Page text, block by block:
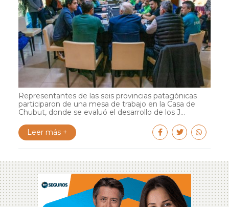
Representantes de las seis provincias patagónicas
participaron de una mesa de trabajo en la Casa de
Chubut, donde se evaluó el desarrollo de los J...
Leer más +